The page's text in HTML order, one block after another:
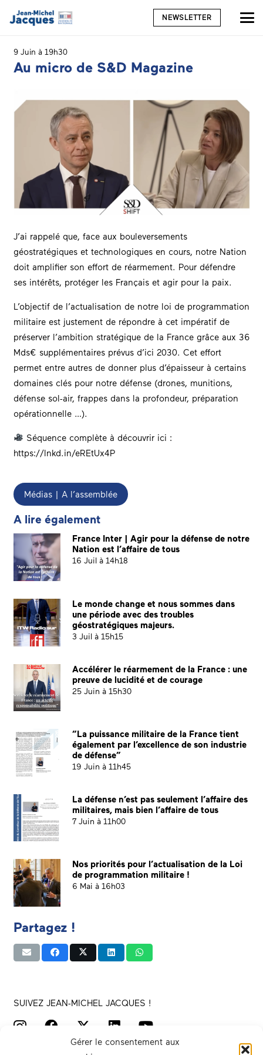
Gérer le consentement aux
NEWSLETTER
9 Juin à 19h30
Au micro de S&D Magazine
J’ai rappelé que, face aux bouleversements
géostratégiques et technologiques en cours, notre Nation
doit amplifier son effort de réarmement. Pour défendre
ses intérêts, protéger les Français et agir pour la paix.
L’objectif de l’actualisation de notre loi de programmation
militaire est justement de répondre à cet impératif de
préserver l’ambition stratégique de la France grâce aux 36
Mds€ supplémentaires prévus d’ici 2030. Cet effort
permet entre autres de donner plus d’épaisseur à certains
domaines clés pour notre défense (drones, munitions,
défense sol-air, frappes dans la profondeur, préparation
opérationnelle …).
Séquence complète à découvrir ici :
https://lnkd.in/eREtUx4P
Médias | A l’assemblée
A lire également
France Inter | Agir pour la défense de notre
Nation est l’affaire de tous
16 Juil à 14h18
Le monde change et nous sommes dans
une période avec des troubles
géostratégiques majeurs.
3 Juil à 15h15
Accélérer le réarmement de la France : une
preuve de lucidité et de courage
25 Juin à 15h30
“La puissance militaire de la France tient
également par l’excellence de son industrie
de défense”
19 Juin à 11h45
La défense n’est pas seulement l’affaire des
militaires, mais bien l’affaire de tous
7 Juin à 11h00
Nos priorités pour l’actualisation de la Loi
de programmation militaire !
6 Mai à 16h03
Partagez !
SUIVEZ JEAN-MICHEL JACQUES !